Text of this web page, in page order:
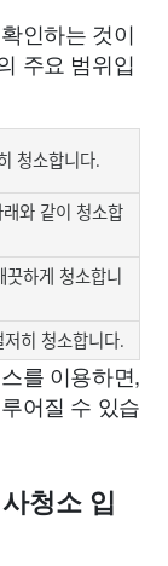
인하는 것이
주요 범위입
청소합니다.
와 같이 청소합
끗하게 청소합니
히 청소합니다.
를 이용하면,
어질 수 있습
청소 입